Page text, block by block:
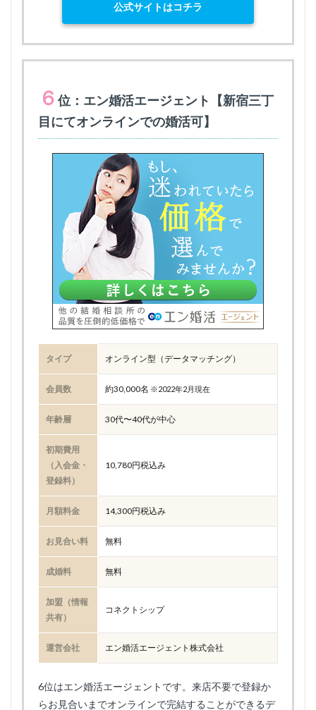
公式サイトはコチラ
６ 位：エン婚活エージェント【新宿三丁
目にてオンラインでの婚活可】
タイプ オンライン型（データマッチング）
会員数 約30,000名 ※2022年2月現在
年齢層 30代〜40代が中心
初期費用
（入会金・
登録料）
10,780円税込み
月額料金 14,300円税込み
お見合い料 無料
成婚料 無料
加盟（情報
共有）
コネクトシップ
運営会社 エン婚活エージェント株式会社
6位はエン婚活エージェントです。来店不要で登録か
らお見合いまでオンラインで完結することができるデ